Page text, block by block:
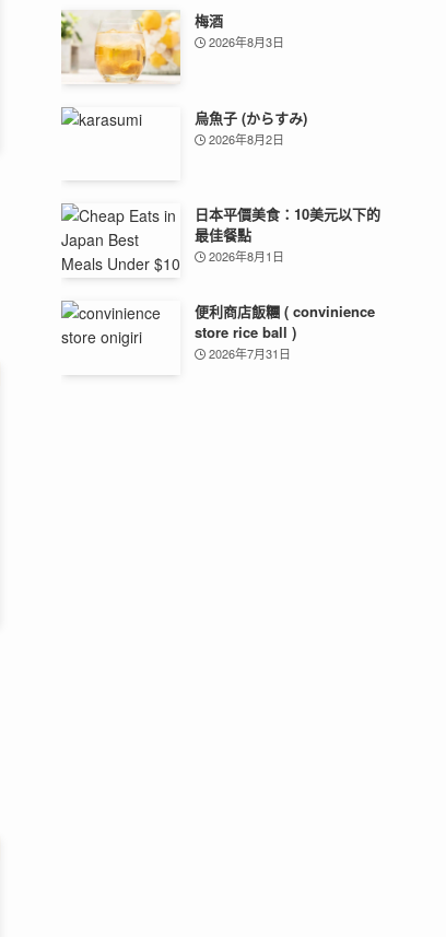
梅酒
2026年8月3日
烏魚子 (からすみ)
2026年8月2日
日本平價美食：10美元以下的
最佳餐點
2026年8月1日
便利商店飯糰 ( convinience
store rice ball )
2026年7月31日